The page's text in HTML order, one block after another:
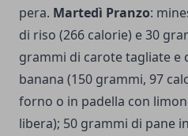
pera. Martedì Pranzo:
di riso (266 calorie) e 30
grammi di carote tagliate e
banana (150 grammi, 97
forno o in padella con
libera); 50 grammi di pane